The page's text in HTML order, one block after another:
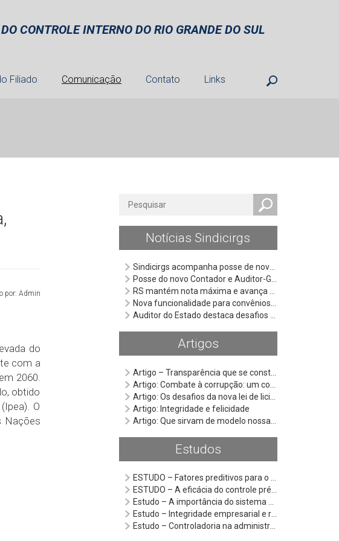
CONTROLE INTERNO DO RIO GRANDE DO SUL
Filiado Comunicação Contato Links
por: Admin
do
com a
2060.
obtido
O
Nações
Notícias Sindicirgs
Sindicirgs acompanha posse de novos Auditores do Estado
Posse do novo Contador e Auditor-Geral reforça compromisso da Cage com a qualificação técnica e o fortalecimento da gestão pública
RS mantém nota máxima e avança para a 7ª posição nacional em ranking da qualidade da informação contábil e fiscal
Nova funcionalidade para convênios entra em operação e busca qualificar gestão de recursos públicos
Auditor do Estado destaca desafios da regulamentação da Lei Anticorrupção em seminário do Ministério Público
Artigos
Artigo – Transparência que se constrói: os Auditores do Estado e o Selo Diamante
Artigo: Combate à corrupção: um compromisso que transforma a sociedade
Artigo: Os desafios da nova lei de licitações e os consórcios públicos
Artigo: Integridade e felicidade
Artigo: Que sirvam de modelo nossas façanhas
Estudos
ESTUDO – Fatores preditivos para o resultado das licitações de serviço terceirizado de assistência domiciliar do Rio Grande do Sul
ESTUDO – A eficácia do controle prévio das despesas públicas para enfrentamento da Covid-19: um estudo qualitativo no Rio Grande do Sul
Estudo – A importância do sistema de controle interno e de sua atuação preventiva na racionalização do gasto público
Estudo – Integridade empresarial e responsabilização da pessoa jurídica na Lei Anticorrupção
Estudo – Controladoria na administração pública sob a ótica do controle social: o caso do Observatório Social do Brasil